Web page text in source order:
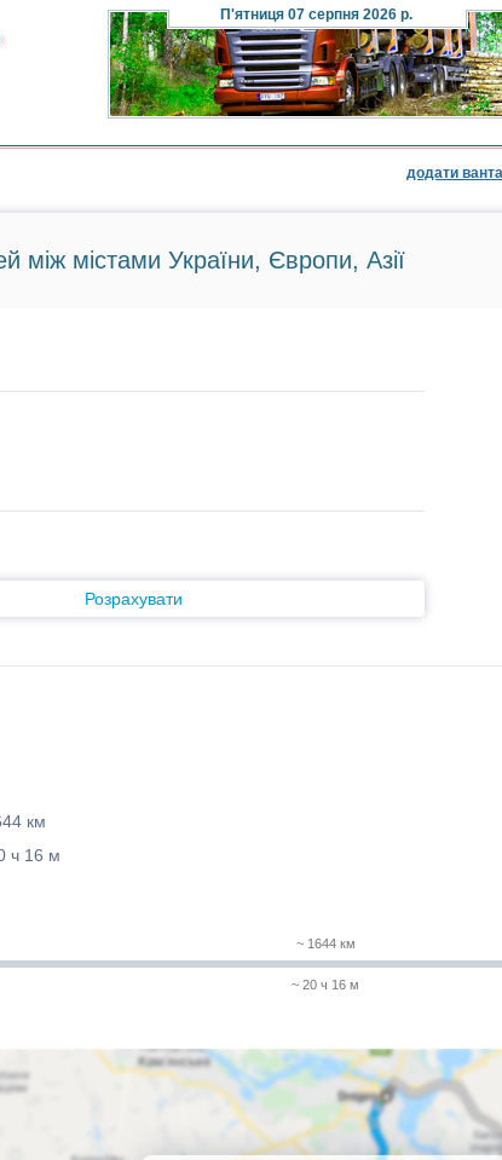
П'ятниця07 серпня 2026 р.
додати
між містами України, Європи, Азії
Розрахувати
км
ч 16 м
~ 1644 км
~ 20 ч 16 м